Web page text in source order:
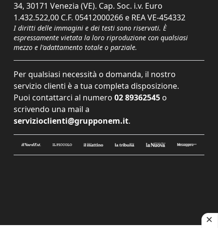
34, 30171 Venezia (VE). Cap. Soc. i.v. Euro
1.432.522,00 C.F. 05412000266 e REA VE-454332
I diritti delle immagini e dei testi sono riservati. È
espressamente vietata la loro riproduzione con qualsiasi
mezzo e l'adattamento totale o parziale.
Per qualsiasi necessità o domanda, il nostro
servizio clienti è a tua completa disposizione.
Puoi contattarci al numero 02 89362545 o
scrivendo una mail a
servizioclienti@grupponem.it.